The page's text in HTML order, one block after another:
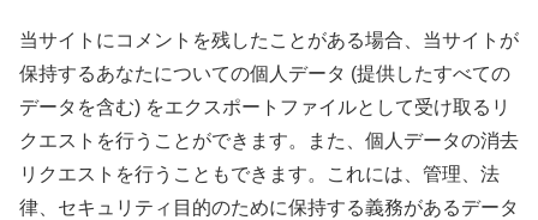
当サイトにコメントを残したことがある場合、当サイトが
保持するあなたについての個人データ (提供したすべての
データを含む) をエクスポートファイルとして受け取るリ
クエストを行うことができます。また、個人データの消去
リクエストを行うこともできます。これには、管理、法
律、セキュリティ目的のために保持する義務があるデータ